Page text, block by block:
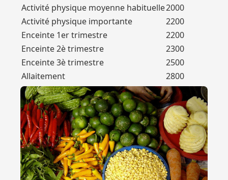
Activité physique moyenne habituelle2000
Activité physique importante
2200
Enceinte 1er trimestre
2200
Enceinte 2è trimestre
2300
Enceinte 3è trimestre
2500
Allaitement
2800